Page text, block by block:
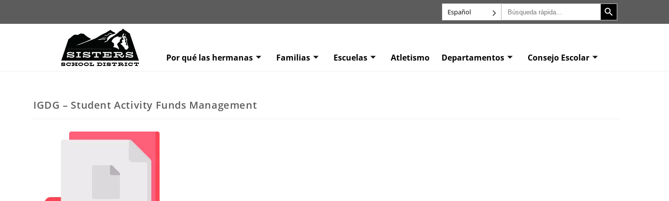
Español Buscar: Botón de búsqueda
Por qué las hermanas Familias Escuelas Atletismo Departamentos Consejo Escolar
IGDG – Student Activity Funds Management